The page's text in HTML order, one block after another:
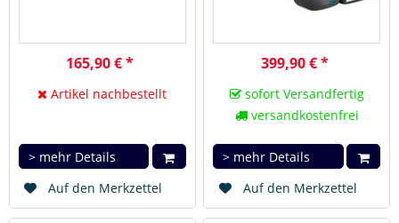
165,90 € *
Artikel nachbestellt
> mehr Details
Auf den Merkzettel
399,90 € *
sofort Versandfertig
versandkostenfrei
> mehr Details
Auf den Merkzettel